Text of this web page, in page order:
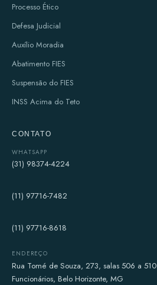
Processo Ético
Defesa Judicial
Auxílio Moradia
Abatimento FIES
Suspensão do FIES
INSS Acima do Teto
CONTATO
WHATSAPP
(31) 98374-4224
(11) 97716-7482
(11) 97716-8618
ENDEREÇO
Rua Tomé de Souza, 273, salas 506 a 510
Funcionários, Belo Horizonte, MG